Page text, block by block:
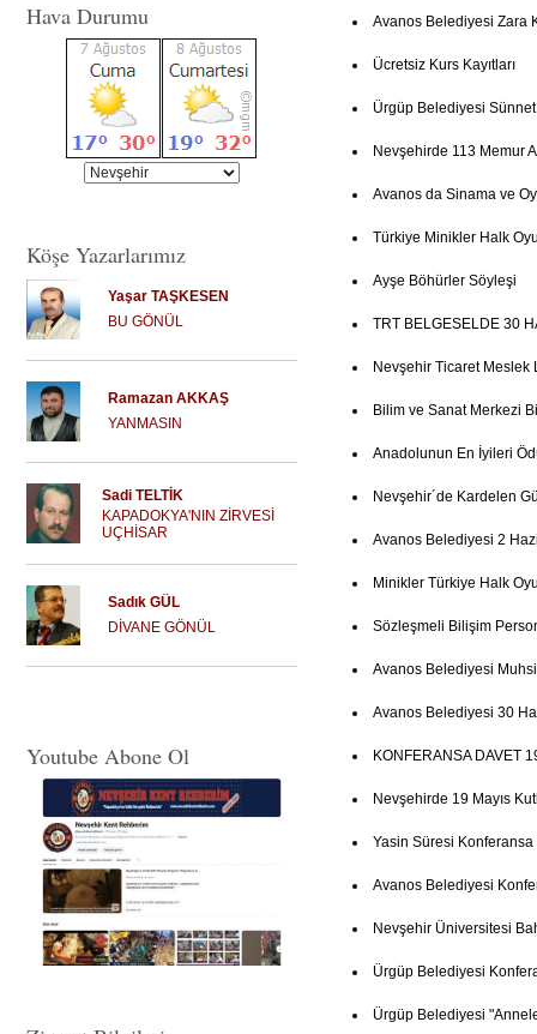
Hava Durumu
Köşe Yazarlarımız
Yaşar TAŞKESEN
BU GÖNÜL
Ramazan AKKAŞ
YANMASIN
Sadi TELTİK
KAPADOKYA'NIN ZİRVESİ
UÇHİSAR
Sadık GÜL
DİVANE GÖNÜL
Youtube Abone Ol
Avanos Belediyesi Zara
Ücretsiz Kurs Kayıtları
Ürgüp Belediyesi
Nevşehirde 113 Memur
Avanos da Sinama ve
Türkiye Minikler Halk
Ayşe Böhürler Söyleşi
TRT BELGESELDE 30
Nevşehir Ticaret Meslek
Bilim ve Sanat Merkezi
Anadolunun En İyileri
Nevşehir´de Kardelen
Avanos Belediyesi 2
Minikler Türkiye Halk
Sözleşmeli Bilişim
Avanos Belediyesi
Avanos Belediyesi 30
KONFERANSA DAVET
Nevşehirde 19 Mayıs
Yasin Süresi Konferansa
Avanos Belediyesi
Nevşehir Üniversitesi
Ürgüp Belediyesi
Ürgüp Belediyesi